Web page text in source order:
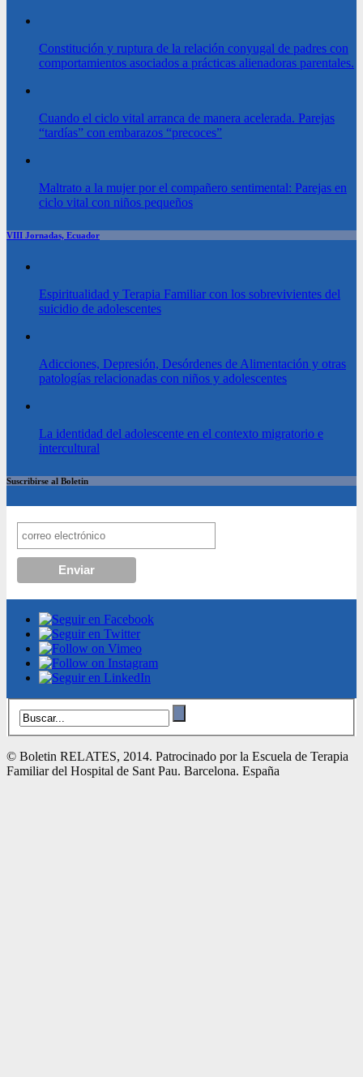
Constitución y ruptura de la relación conyugal de padres con
comportamientos asociados a prácticas alienadoras parentales.
Cuando el ciclo vital arranca de manera acelerada. Parejas
“tardías” con embarazos “precoces”
Maltrato a la mujer por el compañero sentimental: Parejas en
ciclo vital con niños pequeños
VIII Jornadas, Ecuador
Espiritualidad y Terapia Familiar con los sobrevivientes del
suicidio de adolescentes
Adicciones, Depresión, Desórdenes de Alimentación y otras
patologías relacionadas con niños y adolescentes
La identidad del adolescente en el contexto migratorio e
intercultural
Suscribirse al Boletin
© Boletin RELATES, 2014. Patrocinado por la Escuela de Terapia
Familiar del Hospital de Sant Pau. Barcelona. España